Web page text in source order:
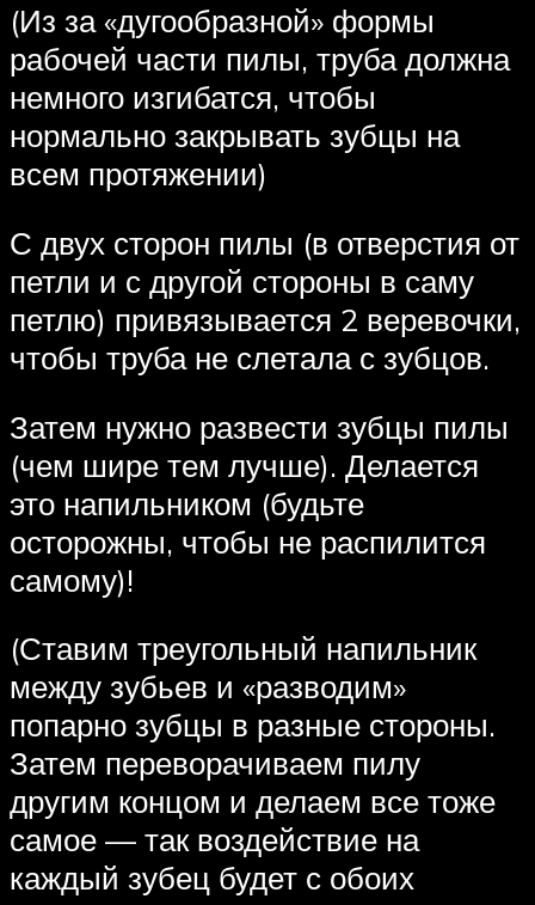
(Из за «дугообразной» формы
рабочей части пилы, труба должна
немного изгибатся, чтобы
нормально закрывать зубцы на
всем протяжении)
С двух сторон пилы (в отверстия от
петли и с другой стороны в саму
петлю) привязывается 2 веревочки,
чтобы труба не слетала с зубцов.
Затем нужно развести зубцы пилы
(чем шире тем лучше). Делается
это напильником (будьте
осторожны, чтобы не распилится
самому)!
(Ставим треугольный напильник
между зубьев и «разводим»
попарно зубцы в разные стороны.
Затем переворачиваем пилу
другим концом и делаем все тоже
самое — так воздействие на
каждый зубец будет с обоих